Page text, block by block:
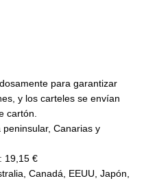
para garantizar
y los carteles se envían
cartón.
Canarias y
19,15 €
Canadá, EEUU, Japón,